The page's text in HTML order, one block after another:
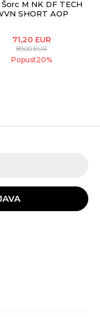
M NK DF TECH
SHORT AOP
71,20 EUR
89,00EUR
Popust20%